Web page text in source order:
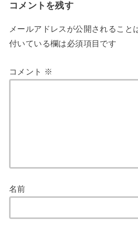
コメントを残す
メールアドレスが公開されること
付いている欄は必須項目です
コメント ※
名前